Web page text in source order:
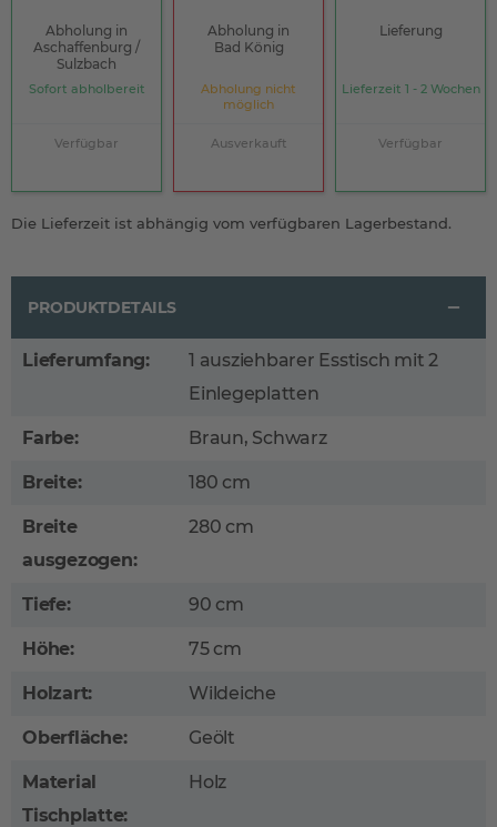
Abholung in
Aschaffenburg /
Sulzbach
Sofort abholbereit
Verfügbar
Abholung in
Bad König
Abholung nicht
möglich
Ausverkauft
Lieferung
Lieferzeit 1 - 2 Wochen
Verfügbar
Die Lieferzeit ist abhängig vom verfügbaren Lagerbestand.
PRODUKTDETAILS
Lieferumfang:
1 ausziehbarer Esstisch mit 2
Einlegeplatten
Farbe: Braun, Schwarz
Breite: 180 cm
Breite
ausgezogen:
280 cm
Tiefe: 90 cm
Höhe: 75 cm
Holzart: Wildeiche
Oberfläche: Geölt
Material
Tischplatte:
Holz